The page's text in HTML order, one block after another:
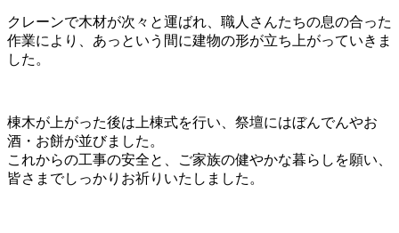
クレーンで木材が次々と運ばれ、職人さんたちの息の合った
作業により、あっという間に建物の形が立ち上がっていきま
した。
棟木が上がった後は上棟式を行い、祭壇にはぼんでんやお
酒・お餅が並びました。
これからの工事の安全と、ご家族の健やかな暮らしを願い、
皆さまでしっかりお祈りいたしました。